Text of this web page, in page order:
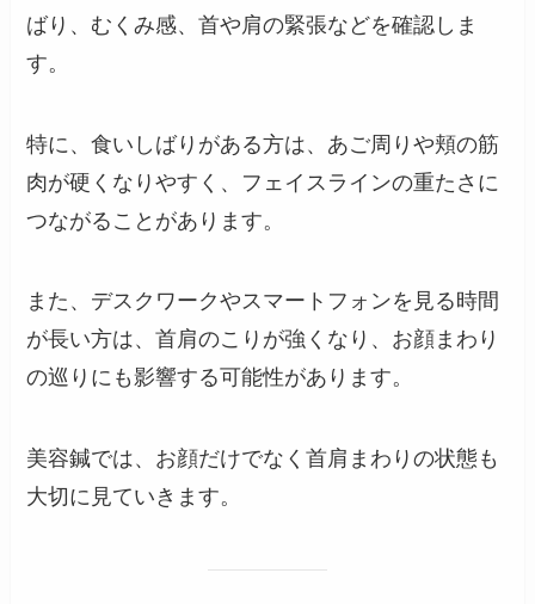
ばり、むくみ感、首や肩の緊張などを確認しま
す。
特に、食いしばりがある方は、あご周りや頬の筋
肉が硬くなりやすく、フェイスラインの重たさに
つながることがあります。
また、デスクワークやスマートフォンを見る時間
が長い方は、首肩のこりが強くなり、お顔まわり
の巡りにも影響する可能性があります。
美容鍼では、お顔だけでなく首肩まわりの状態も
大切に見ていきます。